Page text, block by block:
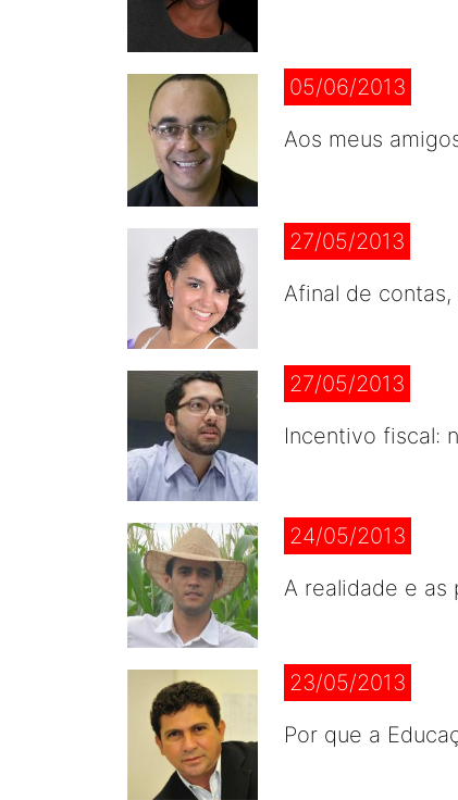
05/06/2013
Aos meus
27/05/2013
Afinal de
27/05/2013
Incentivo fiscal:
24/05/2013
A realidade e
23/05/2013
Por que a